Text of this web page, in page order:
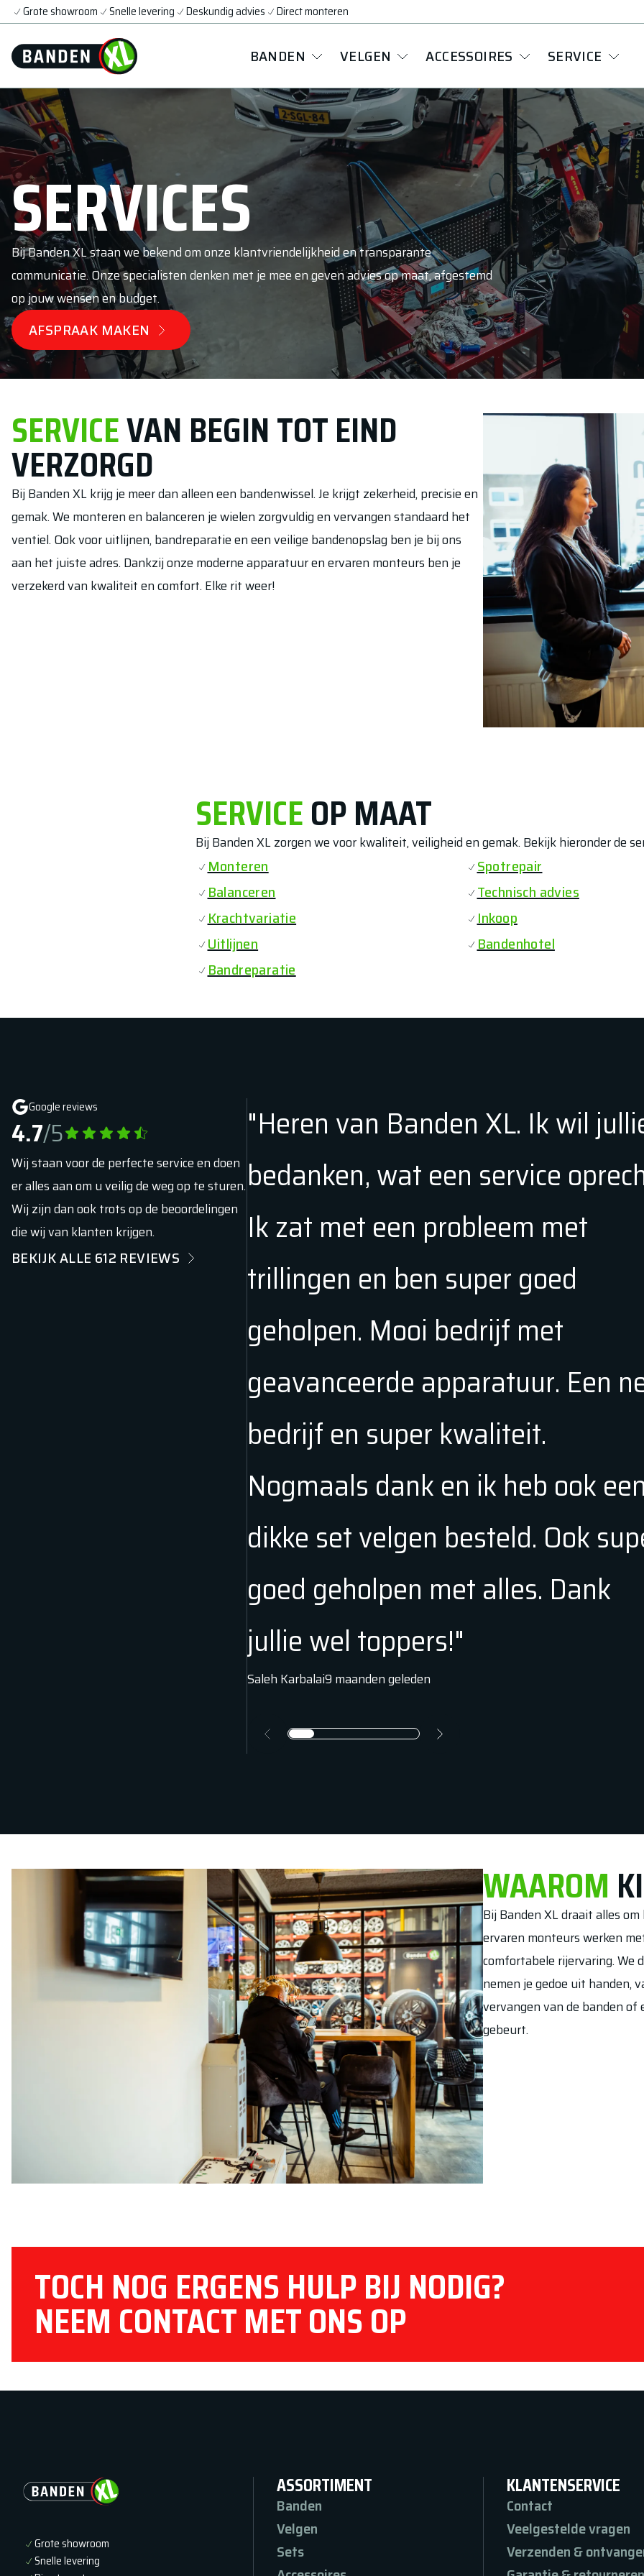
Grote showroom Snelle levering Deskundig advies Direct monteren
BANDEN VELGEN ACCESSOIRES SERVICE
SERVICES
Bij Banden XL staan we bekend om onze klantvriendelijkheid en transparante
communicatie. Onze specialisten denken met je mee en geven advies op maat, afgestemd
op jouw wensen en budget.
AFSPRAAK MAKEN
SERVICEVAN BEGIN TOT EIND
VERZORGD
Bij Banden XL krijg je meer dan alleen een bandenwissel. Je krijgt zekerheid, precisie en
gemak. We monteren en balanceren je wielen zorgvuldig en vervangen standaard het
ventiel. Ook voor uitlijnen, bandreparatie en een veilige bandenopslag ben je bij ons
aan het juiste adres. Dankzij onze moderne apparatuur en ervaren monteurs ben je
verzekerd van kwaliteit en comfort. Elke rit weer!
SERVICEOP MAAT
Bij Banden XL zorgen we voor kwaliteit, veiligheid en gemak. Bekijk hieronder de
Monteren
Spotrepair
Balanceren
Technisch advies
Krachtvariatie
Inkoop
Uitlijnen
Bandenhotel
Bandreparatie
Google reviews
4.7/5
Wij staan voor de perfecte service en doen
er alles aan om u veilig de weg op te sturen.
Wij zijn dan ook trots op de beoordelingen
die wij van klanten krijgen.
BEKIJK ALLE 612 REVIEWS
"Heren van Banden XL. Ik wil
bedanken, wat een service
Ik zat met een probleem met
trillingen en ben super goed
geholpen. Mooi bedrijf met
geavanceerde apparatuur. Een
bedrijf en super kwaliteit.
Nogmaals dank en ik heb ook
dikke set velgen besteld. Ook
goed geholpen met alles. Dank
jullie wel toppers!"
Saleh Karbalai9 maandengeleden
WAAROM
Bij Banden XL draait alles
ervaren monteurs werken
comfortabele rijervaring. We
nemen je gedoe uit handen,
vervangen van de banden of
gebeurt.
TOCH NOG ERGENS HULP BIJ NODIG?
NEEM CONTACT MET ONS OP
Grote showroom
Snelle levering
ASSORTIMENT
Banden
Velgen
Sets
KLANTENSERVICE
Contact
Veelgestelde vragen
Verzenden &